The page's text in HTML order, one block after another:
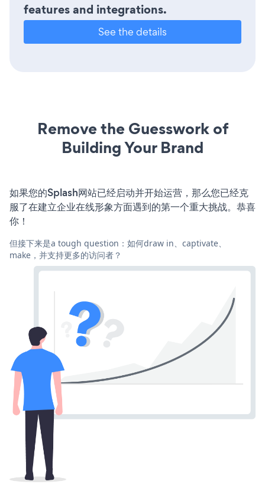
features and integrations.
See the details
Remove the Guesswork of
Building Your Brand
如果您的Splash网站已经启动并开始运营，那么您已经克
服了在建立企业在线形象方面遇到的第一个重大挑战。恭喜
你！
但接下来是a tough question：如何draw in、captivate、
make，并支持更多的访问者？